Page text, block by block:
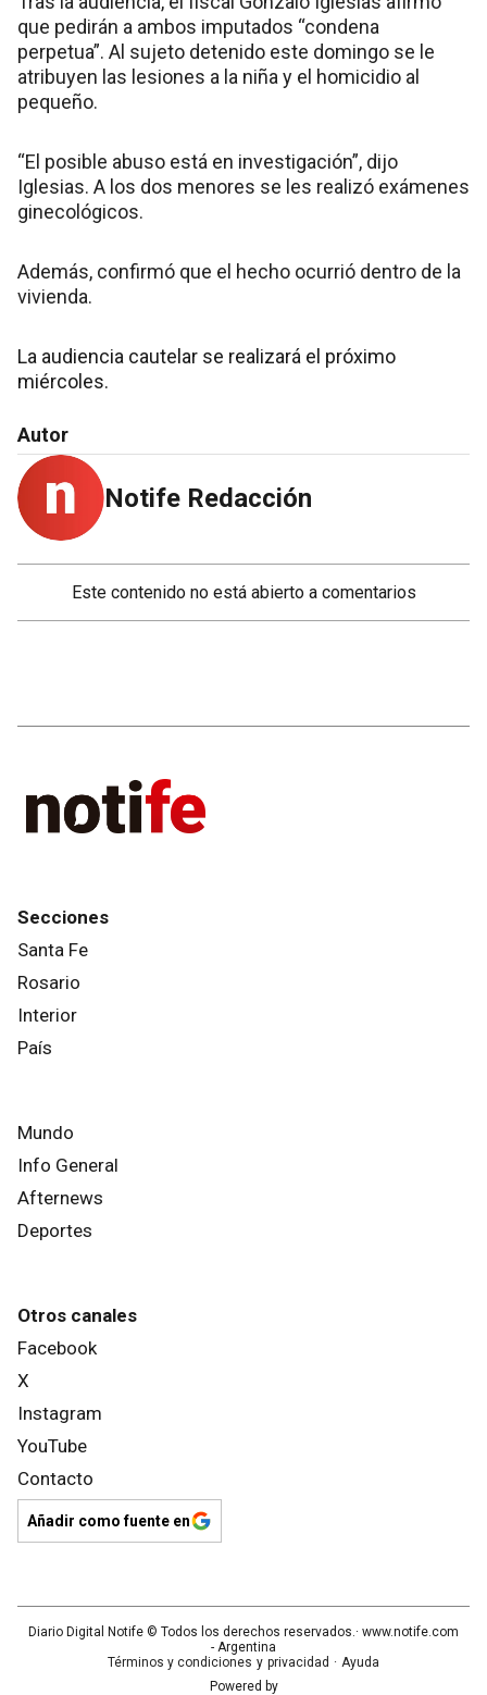
que pedirán a ambos imputados “condena
perpetua”. Al sujeto detenido este domingo se le
atribuyen las lesiones a la niña y el homicidio al
pequeño.
“El posible abuso está en investigación”, dijo
Iglesias. A los dos menores se les realizó exámenes
ginecológicos.
Además, confirmó que el hecho ocurrió dentro de la
vivienda.
La audiencia cautelar se realizará el próximo
miércoles.
Autor
Notife Redacción
Este contenido no está abierto a comentarios
Secciones
Santa Fe
Rosario
Interior
País
Mundo
Info General
Afternews
Deportes
Otros canales
Facebook
X
Instagram
YouTube
Contacto
Añadir como fuente en
Diario Digital Notife © Todos los derechos reservados.· www.notife.com
- Argentina
Términos y condiciones y privacidad · Ayuda
Powered by